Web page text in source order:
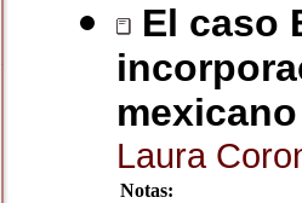
El caso
mexicano
Laura
Notas: